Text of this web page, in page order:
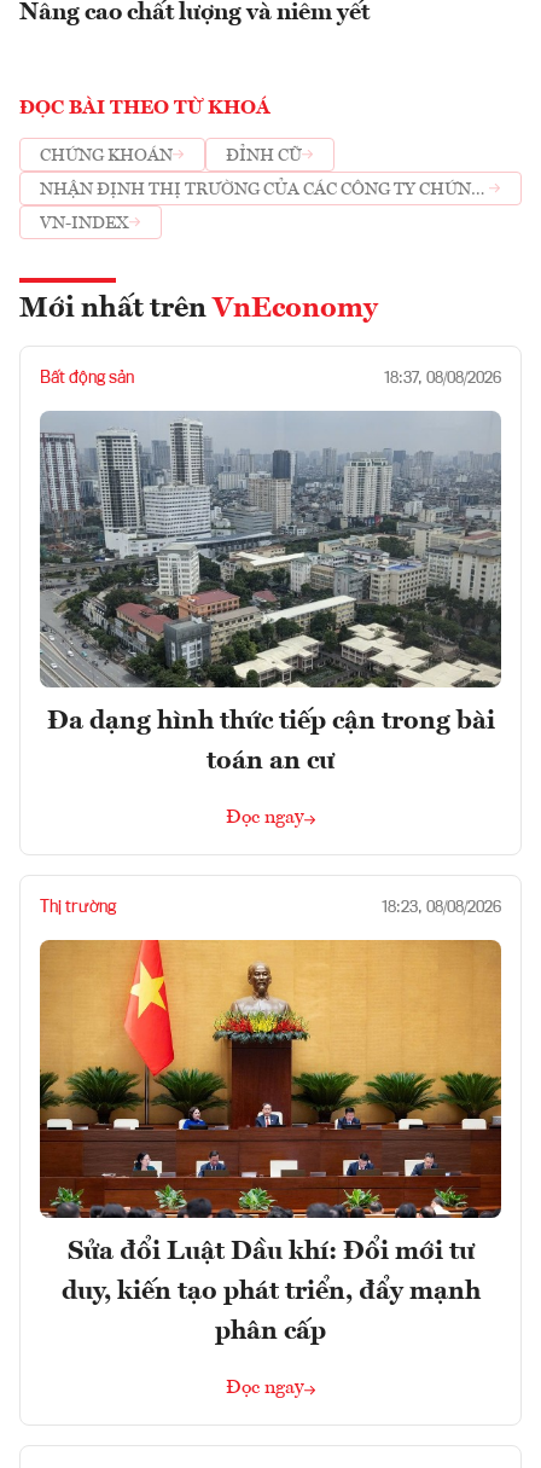
Nâng cao chất lượng và niêm yết
ĐỌC BÀI THEO TỪ KHOÁ
CHỨNG KHOÁN
ĐỈNH CŨ
NHẬN ĐỊNH THỊ TRƯỜNG CỦA CÁC CÔNG TY CHỨNG
KHOÁN
VN-INDEX
Mới nhất trên VnEconomy
Bất động sản 18:37, 08/08/2026
Đa dạng hình thức tiếp cận trong bài
toán an cư
Đọc ngay
Thị trường 18:23, 08/08/2026
Sửa đổi Luật Dầu khí: Đổi mới tư
duy, kiến tạo phát triển, đẩy mạnh
phân cấp
Đọc ngay